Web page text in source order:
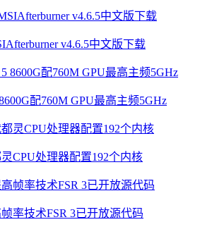
v4.6.5中文版下载
配760M GPU最高主频5GHz
CPU处理器配置192个内核
率技术FSR 3已开放源代码